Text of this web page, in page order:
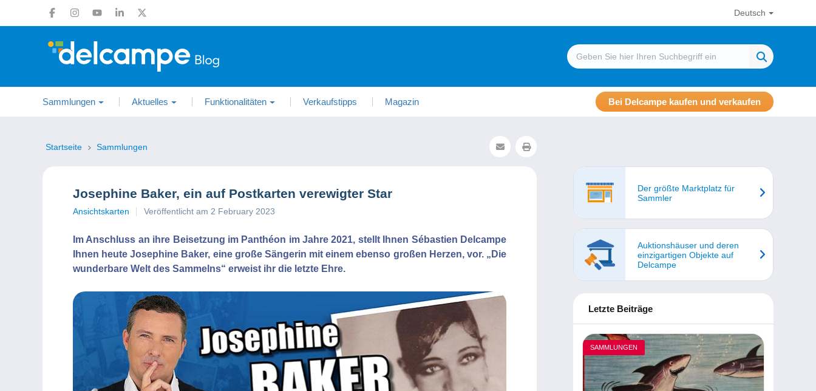
Deutsch
Sammlungen Aktuelles Funktionalitäten Verkaufstipps Magazin Bei Delcampe kaufen und verkaufen
Startseite Sammlungen
Josephine Baker, ein auf Postkarten verewigter Star
Ansichtskarten Veröffentlicht am 2 February 2023
Im Anschluss an ihre Beisetzung im Panthéon im Jahre 2021, stellt Ihnen Sébastien Delcampe
Ihnen heute Josephine Baker, eine große Sängerin mit einem ebenso großen Herzen, vor. „Die
wunderbare Welt des Sammelns“ erweist ihr die letzte Ehre.
Der größte Marktplatz für
Sammler
Auktionshäuser und deren
einzigartigen Objekte auf
Delcampe
Letzte Beiträge
SAMMLUNGEN